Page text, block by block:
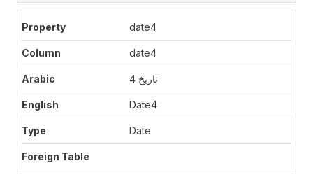
date4
date4
تاريخ 4
Date4
Date